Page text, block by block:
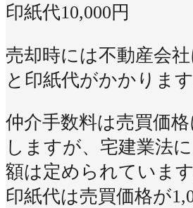
印紙代10,000円
売却時には不動産会
と印紙代がかかります
仲介手数料は売買価
しますが、宅建業法
額は定められています
印紙代は売買価格が